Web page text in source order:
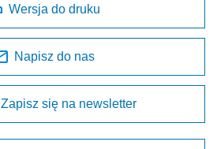
Wersja do druku
Napisz do nas
Zapisz się na newsletter